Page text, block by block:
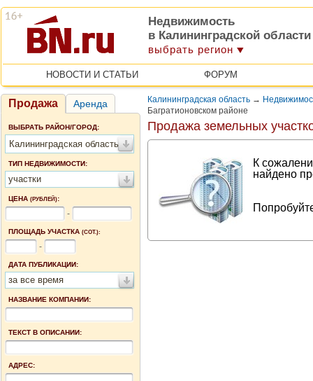
Недвижимость
в Калининградской области
выбрать регион
НОВОСТИ И СТАТЬИ ФОРУМ
Продажа Аренда
ВЫБРАТЬ РАЙОН/ГОРОД:
Калининградская область
ТИП НЕДВИЖИМОСТИ:
участки
ЦЕНА (РУБЛЕЙ):
-
ПЛОЩАДЬ УЧАСТКА (СОТ.):
-
ДАТА ПУБЛИКАЦИИ:
за все время
НАЗВАНИЕ КОМПАНИИ:
ТЕКСТ В ОПИСАНИИ:
АДРЕС:
Калининградская область →
Багратионовском районе
Продажа земельных
К
найдено